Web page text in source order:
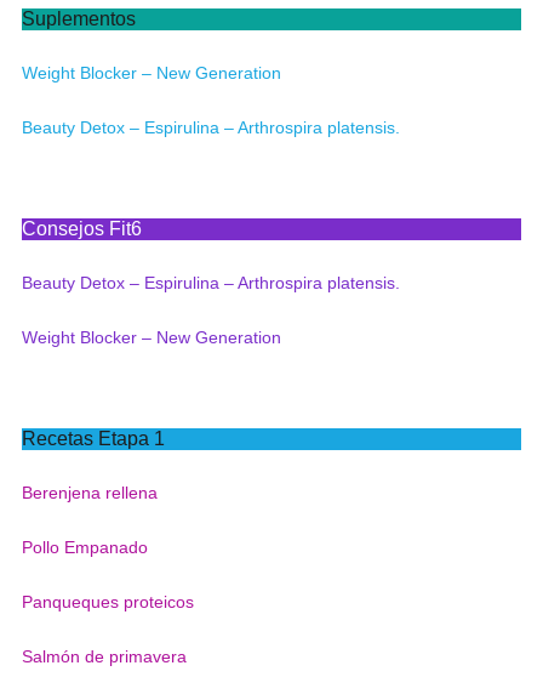
Suplementos
Weight Blocker – New Generation
Beauty Detox – Espirulina – Arthrospira platensis.
Consejos Fit6
Beauty Detox – Espirulina – Arthrospira platensis.
Weight Blocker – New Generation
Recetas Etapa 1
Berenjena rellena
Pollo Empanado
Panqueques proteicos
Salmón de primavera